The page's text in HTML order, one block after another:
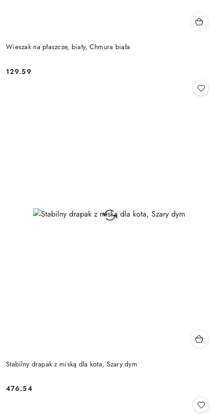
Wieszak na płaszcze, biały, Chmura biała
Cena:
129.59
Stabilny drapak z miską dla kota, Szary dym
Cena:
476.54